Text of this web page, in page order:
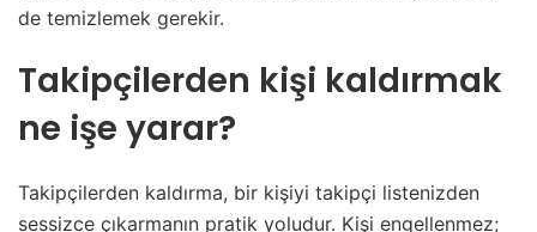
de temizlemek gerekir.
Takipçilerden kişi kaldırmak
ne işe yarar?
Takipçilerden kaldırma, bir kişiyi takipçi listenizden
sessizce çıkarmanın pratik yoludur. Kişi engellenmez;